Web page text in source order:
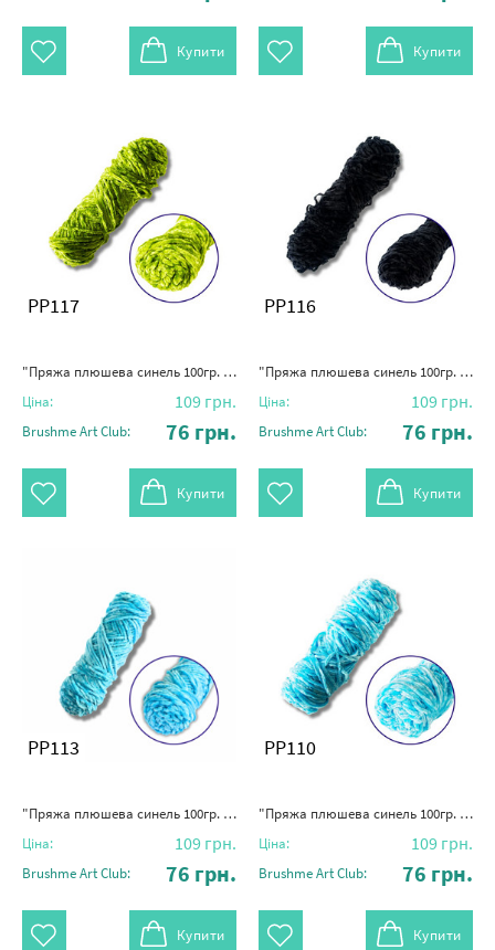
Купити Купити
PP117
"Пряжа плюшева синель 100гр. (100% поліестер)" зелений
Ціна: 109 грн.
Brushme Art Club: 76 грн.
Купити
PP116
"Пряжа плюшева синель 100гр. (100% поліестер)" чорний
Ціна: 109 грн.
Brushme Art Club: 76 грн.
Купити
PP113
"Пряжа плюшева синель 100гр. (100% поліестер)" блакитний
Ціна: 109 грн.
Brushme Art Club: 76 грн.
Купити
PP110
"Пряжа плюшева синель 100гр. (100% поліестер)" павич блакитний
Ціна: 109 грн.
Brushme Art Club: 76 грн.
Купити